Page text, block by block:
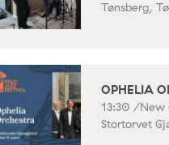
Tønsberg,
OPHELIA
13:30 /New
Stortorvet